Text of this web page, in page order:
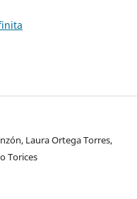
Laura Ortega Torres,
Torices